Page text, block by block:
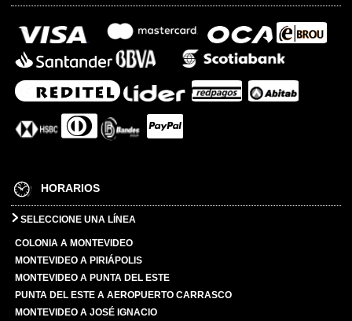
HORARIOS
SELECCIONE UNA LÍNEA
COLONIA A MONTEVIDEO
MONTEVIDEO A PIRIÁPOLIS
MONTEVIDEO A PUNTA DEL ESTE
PUNTA DEL ESTE A AEROPUERTO CARRASCO
MONTEVIDEO A JOSÉ IGNACIO